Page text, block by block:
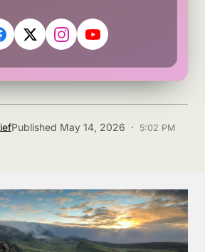
Published May 14, 2026 · 5:02 PM